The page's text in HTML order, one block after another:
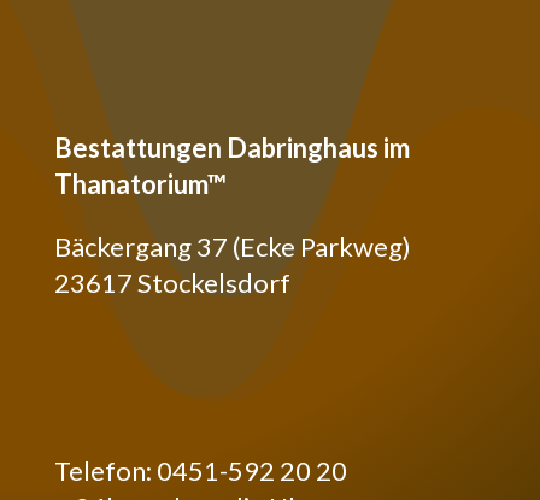
Bestattungen Dabringhaus im
Thanatorium™
Bäckergang 37 (Ecke Parkweg)
23617 Stockelsdorf
Telefon: 0451-592 20 20